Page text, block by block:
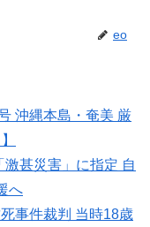
eo
沖縄本島・奄美 厳
甚災害」に指定 自
へ
事件裁判 当時18歳